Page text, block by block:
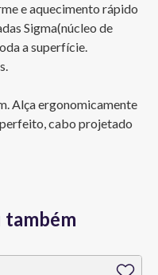
e aquecimento rápido
Sigma(núcleo de
a superfície.
Alça ergonomicamente
cabo projetado
também